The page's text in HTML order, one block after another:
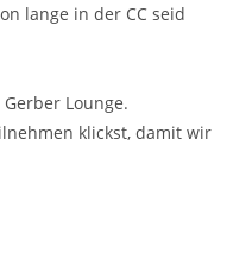
lange in der CC seid
Lounge.
klickst, damit wir